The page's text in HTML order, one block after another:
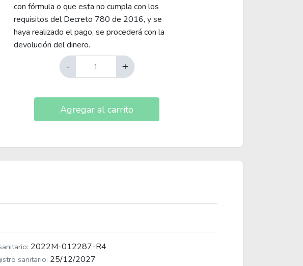
con fórmula o que esta no cumpla con los
requisitos del Decreto 780 de 2016, y se
haya realizado el pago, se procederá con la
devolución del dinero.
- +
Agregar al carrito
2022M-012287-R4
sanitario: 25/12/2027